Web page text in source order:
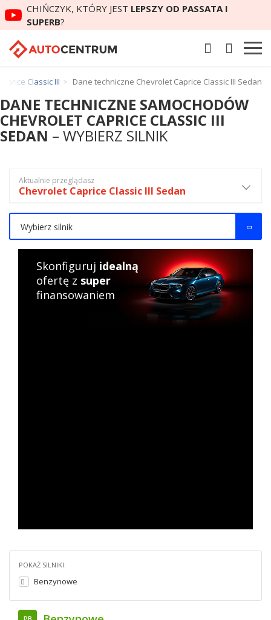
CHIŃCZYK, KTÓRY JEST LEPSZY OD PASSATA I
SUPERB?
Classic III Dane techniczne Chevrolet Caprice Classic III Sedan
DANE TECHNICZNE SAMOCHODÓW
CHEVROLET CAPRICE CLASSIC III
SEDAN – WYBIERZ SILNIK
POKAŻ SILNIKI:
Benzynowe
Aktualnie przeglądasz
Chevrolet Caprice Classic III Sedan
Wybierz silnik
Skonfiguruj idealną
ofertę z super
finansowaniem